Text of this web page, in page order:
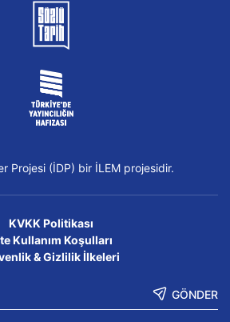
Projesi (İDP) bir İLEM projesidir.
KVKK Politikası
Kullanım Koşulları
& Gizlilik İlkeleri
GÖNDER